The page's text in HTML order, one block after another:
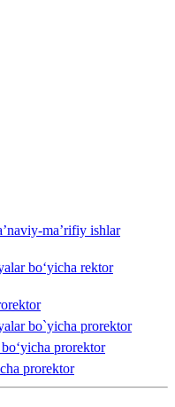
ma’rifiy ishlar
bo‘yicha rektor
bo`yicha prorektor
prorektor
prorektor